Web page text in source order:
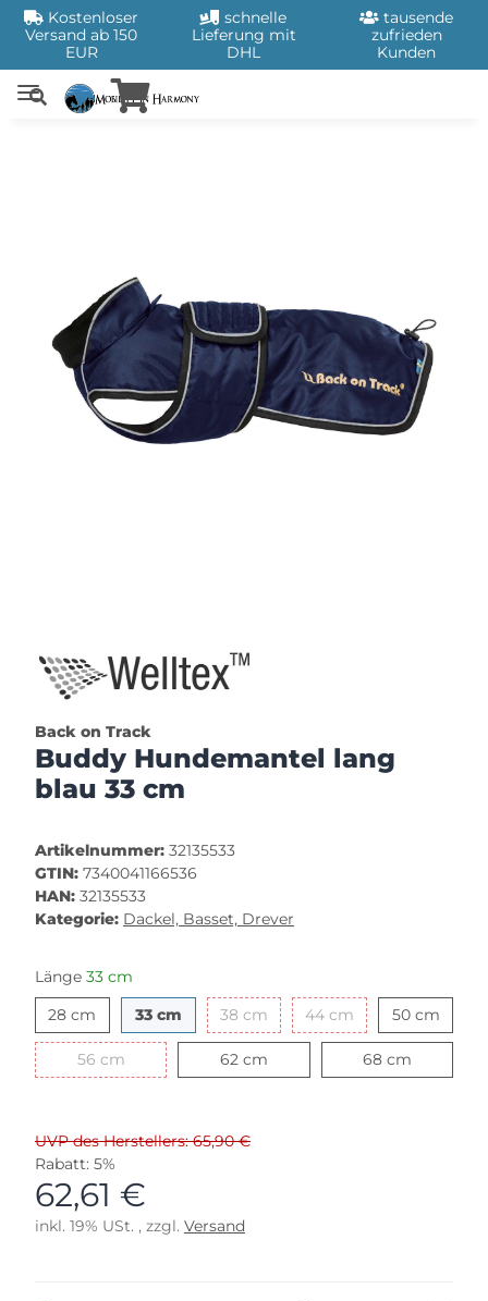
Kostenloser
Versand ab 150
EUR
schnelle
Lieferung mit
DHL
tausende
zufrieden
Kunden
Back on Track
Buddy Hundemantel lang
blau 33 cm
Artikelnummer: 32135533
GTIN: 7340041166536
HAN: 32135533
Kategorie: Dackel, Basset, Drever
Länge 33 cm
28 cm 28 cm33 cm33 cm38 cm38 cm44 cm 44 cm50 cm50 cm
56 cm56 cm 62 cm62 cm 68 cm68 cm
UVP des Herstellers: 65,90 €
Rabatt: 5%
62,61 €
inkl. 19% USt. , zzgl. Versand